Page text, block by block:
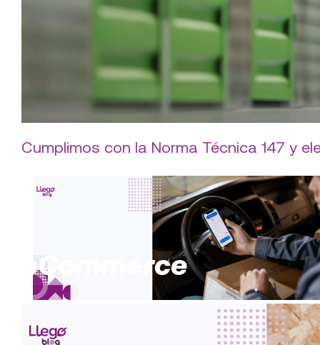
Cumplimos con la Norma Técnica 147 y
Servicio express y seguimiento en
nuestros beneficios
eCommerce